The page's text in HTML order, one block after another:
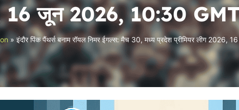
16 जून 2026, 10:30
»इंदौर पिंक पैंथर्स बनाम रॉयल निमर ईगल्स: मैच 30, मध्य प्रदेश प्रीमियर लीग